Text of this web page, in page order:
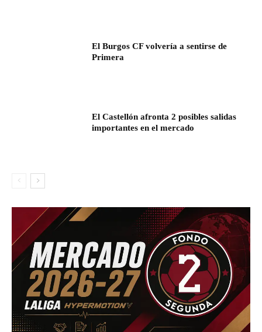
El Burgos CF volvería a sentirse de
Primera
El Castellón afronta 2 posibles salidas
importantes en el mercado